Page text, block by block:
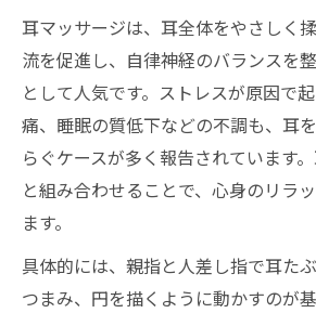
耳マッサージは、耳全体をやさしく
流を促進し、自律神経のバランスを
として人気です。ストレスが原因で
痛、睡眠の質低下などの不調も、耳
らぐケースが多く報告されています
と組み合わせることで、心身のリラ
ます。
具体的には、親指と人差し指で耳た
つまみ、円を描くように動かすのが基